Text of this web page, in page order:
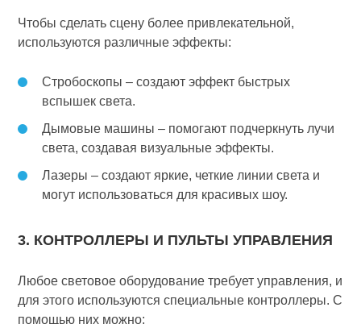
Чтобы сделать сцену более привлекательной,
используются различные эффекты:
Стробоскопы – создают эффект быстрых
вспышек света.
Дымовые машины – помогают подчеркнуть лучи
света, создавая визуальные эффекты.
Лазеры – создают яркие, четкие линии света и
могут использоваться для красивых шоу.
3. КОНТРОЛЛЕРЫ И ПУЛЬТЫ УПРАВЛЕНИЯ
Любое световое оборудование требует управления, и
для этого используются специальные контроллеры. С
помощью них можно: